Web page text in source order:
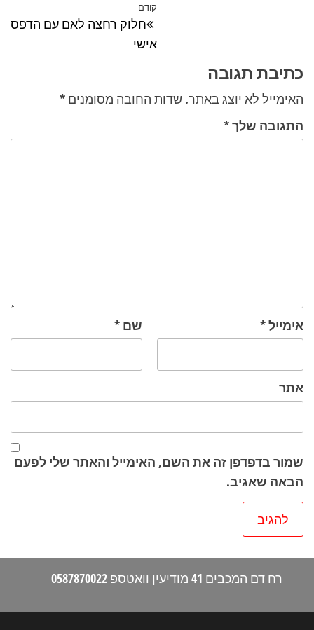
הפוסט
הקודם
קודם
חלוק רחצה לאם עם הדפס
אישי
כתיבת תגובה
האימייל לא יוצג באתר. שדות החובה מסומנים *
התגובה שלך*
שם * אימייל*
אתר
שמור בדפדפן זה את השם, האימייל והאתר שלי לפעם
הבאה שאגיב.
רח דם המכבים 41 מודיעין וואטספ 0587870022